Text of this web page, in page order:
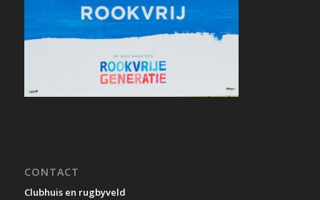
CONTACT
Clubhuis en rugbyveld